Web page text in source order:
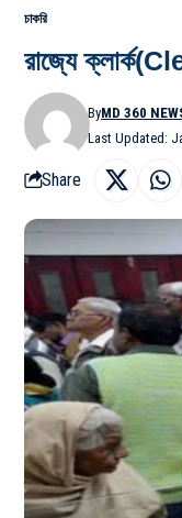
চাকরি
রাজ্যে
Last Updated:
ByMD 360
Share